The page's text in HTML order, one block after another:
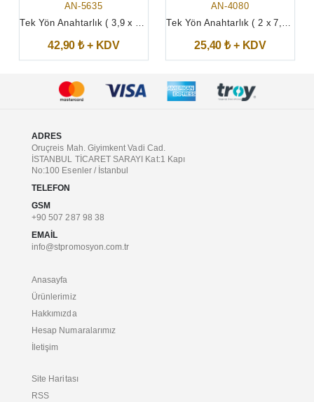
AN-5635
42,90 ₺ + KDV
AN-4080
25,40 ₺ + KDV
ADRES
Oruçreis Mah. Giyimkent Vadi Cad.
İSTANBUL TİCARET SARAYI Kat:1 Kapı
No:100 Esenler / İstanbul
TELEFON
GSM
+90 507 287 98 38
EMAIL
info@stpromosyon.com.tr
Anasayfa
Ürünlerimiz
Hakkımızda
Hesap Numaralarımız
İletişim
Site Haritası
RSS